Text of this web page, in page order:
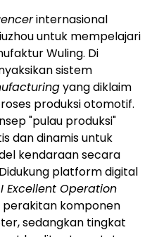
internasional
untuk mempelajari
Wuling. Di
sistem
yang diklaim
produksi otomotif.
"pulau produksi"
dan dinamis untuk
kendaraan secara
platform digital
Excellent Operation
perakitan komponen
sedangkan tingkat